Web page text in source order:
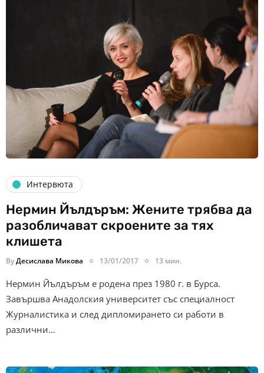
Интервюта
Нермин Йълдъръм: Жените трябва да
разобличават скроените за тях
клишета
ByДесислава Микова 13/01/2017 13 мин.
Нермин Йълдъръм е родена през 1980 г. в Бурса.
Завършва Анадолския университет със специалност
Журналистика и след дипломирането си работи в
различни…